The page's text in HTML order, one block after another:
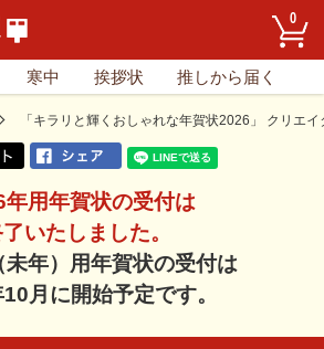
0
寒中 挨拶状 推しから届く
「キラリと輝くおしゃれな年賀状2026」 クリエイ
年用年賀状の受付は
いたしました。
年）用年賀状の受付は
月に開始予定です。